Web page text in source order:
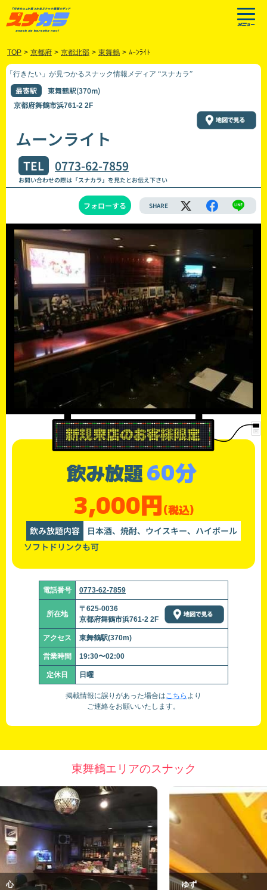
TOP > 京都府 > 京都北部 > 東舞鶴 > ﾑｰﾝﾗｲﾄ
「行きたい」が見つかるスナック情報メディア “スナカラ”
最寄駅 東舞鶴駅(370m)
京都府舞鶴市浜761-2 2F
ムーンライト
TEL 0773-62-7859
お問い合わせの際は「スナカラ」を見たとお伝え下さい
フォローする SHARE
飲み放題60分
3,000円(税込)
飲み放題内容
日本酒、焼酎、ウイスキー、ハイボール
ソフトドリンクも可
電話番号 0773-62-7859
所在地
〒625-0036
京都府舞鶴市浜761-2 2F
アクセス 東舞鶴駅(370m)
営業時間 19:30〜02:00
定休日 日曜
掲載情報に誤りがあった場合はこちら より
ご連絡をお願いいたします。
東舞鶴エリアのスナック
ゆず